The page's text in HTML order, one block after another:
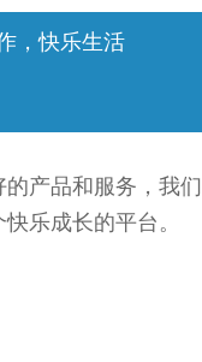
，快乐生活
产品和服务，我们
乐成长的平台。